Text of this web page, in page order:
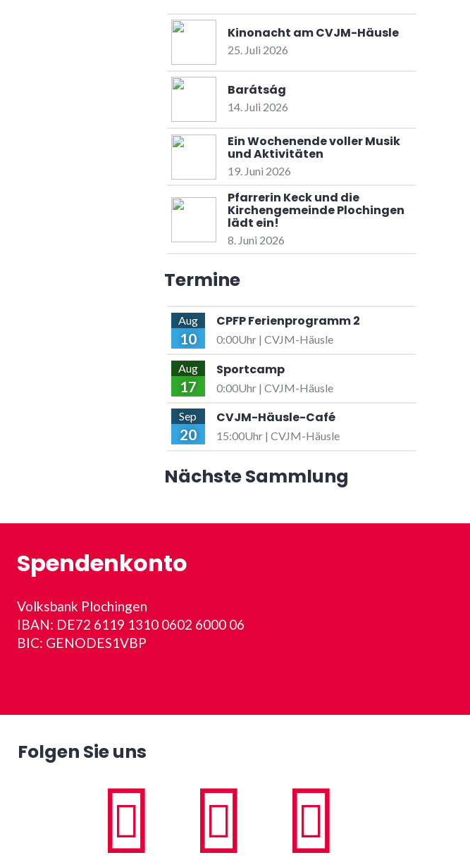
Kinonacht am CVJM-Häusle
25. Juli 2026
Barátság
14. Juli 2026
Ein Wochenende voller Musik
und Aktivitäten
19. Juni 2026
Pfarrerin Keck und die
Kirchengemeinde Plochingen
lädt ein!
8. Juni 2026
Termine
Aug
10
CPFP Ferienprogramm 2
0:00Uhr | CVJM-Häusle
Aug
17
Sportcamp
0:00Uhr | CVJM-Häusle
Sep
20
CVJM-Häusle-Café
15:00Uhr | CVJM-Häusle
Nächste Sammlung
Spendenkonto
Volksbank Plochingen
IBAN: DE72 6119 1310 0602 6000 06
BIC: GENODES1VBP
Folgen Sie uns